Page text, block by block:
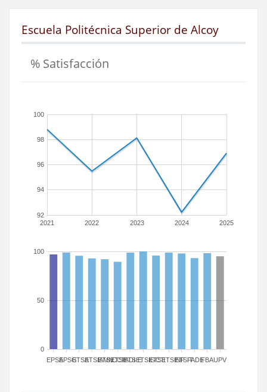
Escuela Politécnica Superior de Alcoy
% Satisfacción
2021 2022 2023 2024 2025
92
94
96
98
100
EPSAEPSGETSAETSIAMN
ETSICCP
ETSIADI
ETSIEETSIGCT
ETSIIETSINFETSITFADEFBAUPV
0
50
100